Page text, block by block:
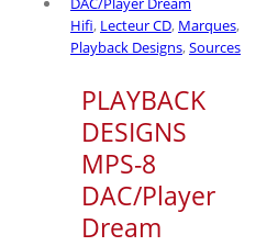
Hifi, Lecteur CD, Marques,
Playback Designs,Sources
PLAYBACK
DESIGNS
MPS-8
DAC/Player
Dream